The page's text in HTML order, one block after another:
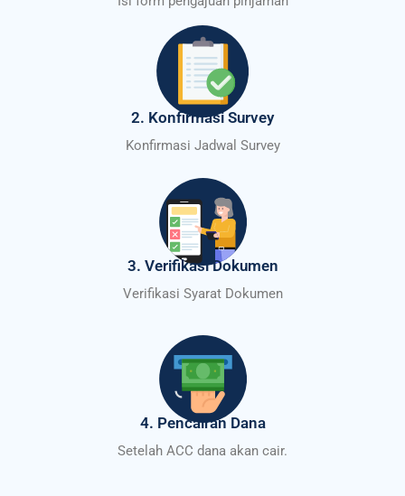
2. Konfirmasi Survey
Konfirmasi Jadwal Survey
3. Verifikasi Dokumen
Verifikasi Syarat Dokumen
4. Pencairan Dana
Setelah ACC dana akan cair.